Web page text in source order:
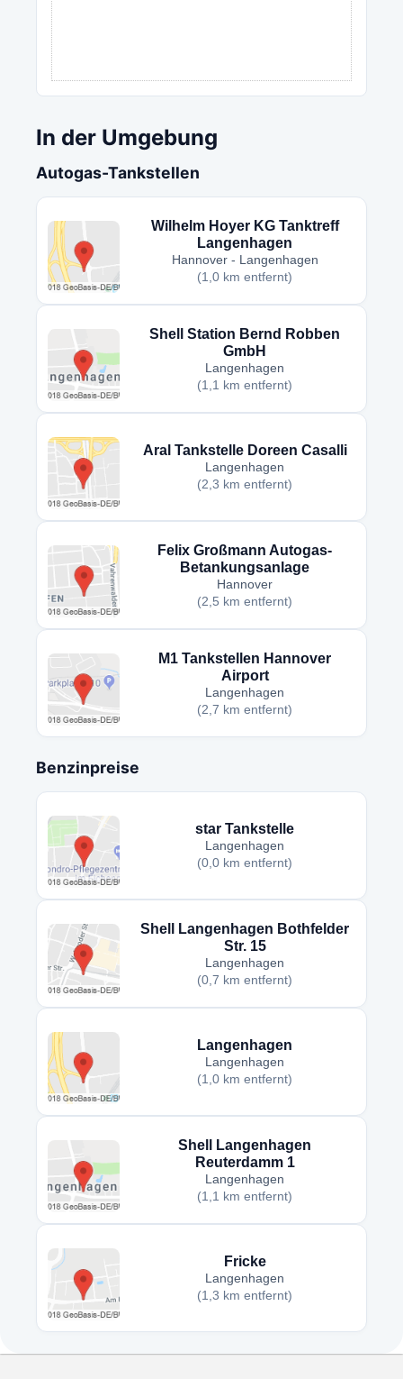
In der Umgebung
Autogas-Tankstellen
Wilhelm Hoyer KG Tanktreff
Langenhagen
Hannover - Langenhagen
(1,0 km entfernt)
Shell Station Bernd Robben
GmbH
Langenhagen
(1,1 km entfernt)
Aral Tankstelle Doreen Casalli
Langenhagen
(2,3 km entfernt)
Felix Großmann Autogas-
Betankungsanlage
Hannover
(2,5 km entfernt)
M1 Tankstellen Hannover
Airport
Langenhagen
(2,7 km entfernt)
Benzinpreise
star Tankstelle
Langenhagen
(0,0 km entfernt)
Shell Langenhagen Bothfelder
Str. 15
Langenhagen
(0,7 km entfernt)
Langenhagen
Langenhagen
(1,0 km entfernt)
Shell Langenhagen
Reuterdamm 1
Langenhagen
(1,1 km entfernt)
Fricke
Langenhagen
(1,3 km entfernt)